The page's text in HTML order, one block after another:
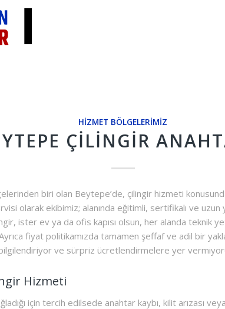
HIZMET BÖLGELERIMIZ
ÇILINGIR
biri olan Beytepe’de, çilingir hizmeti
olarak ekibimiz; alanında eğitimli, sertifikalı ve uzun
ister ev ya da ofis kapısı olsun, her alanda teknik
fiyat politikamızda tamamen şeffaf ve adil bir
ve sürpriz ücretlendirmelere yer
Hizmeti
için tercih edilsede anahtar kaybı, kilit arızası